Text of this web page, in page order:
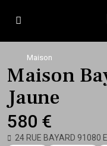
Maison
Maison
Jaune
580 €
24 RUE BAYARD 91080